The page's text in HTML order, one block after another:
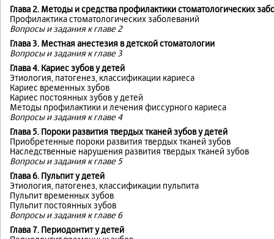
Глава 2. Методы и средства профилактики стоматологических
Профилактика стоматологических заболеваний
Вопросы и задания к главе 2
Глава 3. Местная анестезия в детской стоматологии
Вопросы и задания к главе 3
Глава 4. Кариес зубов у детей
Этиология, патогенез, классификации кариеса
Кариес временных зубов
Кариес постоянных зубов у детей
Методы профилактики и лечения фиссурного кариеса
Вопросы и задания к главе 4
Глава 5. Пороки развития твердых тканей зубов у детей
Приобретенные пороки развития твердых тканей зубов
Наследственные нарушения развития твердых тканей зубов
Вопросы и задания к главе 5
Глава 6. Пульпит у детей
Этиология, патогенез, классификации пульпита
Пульпит временных зубов
Пульпит постоянных зубов
Вопросы и задания к главе 6
Глава 7. Периодонтит у детей